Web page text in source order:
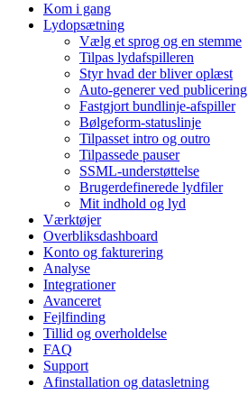
Kom i gang
Lydopsætning
Vælg et sprog og en stemme
Tilpas lydafspilleren
Styr hvad der bliver oplæst
Auto-generer ved publicering
Fastgjort bundlinje-afspiller
Bølgeform-statuslinje
Tilpasset intro og outro
Tilpassede pauser
SSML-understøttelse
Brugerdefinerede lydfiler
Mit indhold og lyd
Værktøjer
Overbliksdashboard
Konto og fakturering
Analyse
Integrationer
Avanceret
Fejlfinding
Tillid og overholdelse
FAQ
Support
Afinstallation og datasletning